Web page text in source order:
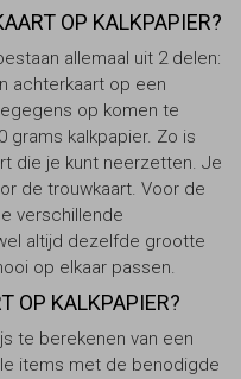
OP KALKPAPIER?
allemaal uit 2 delen:
achterkaart op een
op komen te
grams kalkpapier. Zo is
die je kunt neerzetten. Je
de trouwkaart. Voor de
verschillende
altijd dezelfde grootte
op elkaar passen.
OP KALKPAPIER?
te berekenen van een
items met de benodigde